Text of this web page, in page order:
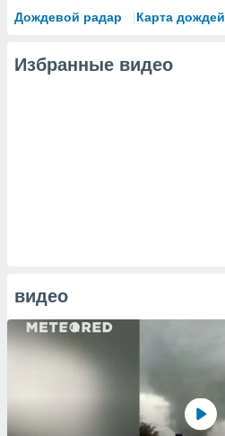
Дождевой радар Карта дождей
Избранные видео
видео